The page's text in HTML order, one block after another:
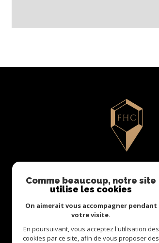
Comme beaucoup, notre site
utilise les cookies
On aimerait vous accompagner pendant
votre visite.
En poursuivant, vous acceptez l'utilisation des
cookies par ce site, afin de vous proposer des